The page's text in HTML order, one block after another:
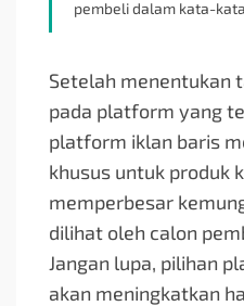
pembeli dalam kata-
Setelah menentukan
pada platform yang
platform iklan baris
khusus untuk produk
memperbesar
dilihat oleh calon
Jangan lupa, pilihan
akan meningkatkan